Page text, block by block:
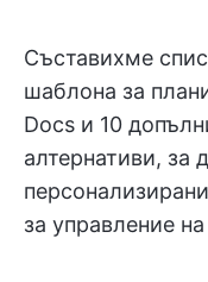
Съставихме
шаблона за
Docs и 10
алтернативи, за
за управление